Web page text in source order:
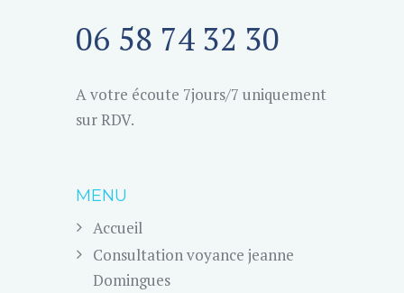
06 58 74 32 30
A votre écoute 7jours/7 uniquement
sur RDV.
MENU
Accueil
Consultation voyance jeanne
Domingues